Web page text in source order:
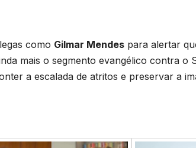
como Gilmar Mendes para alertar
mais o segmento evangélico contra o
a escalada de atritos e preservar a